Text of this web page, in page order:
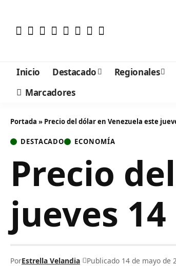
Inicio Destacado Regionales
Marcadores
Portada » Precio del dólar en Venezuela este
DESTACADO ECONOMÍA
Precio
jueves
PorEstrella Velandia Publicado 14 de mayo de